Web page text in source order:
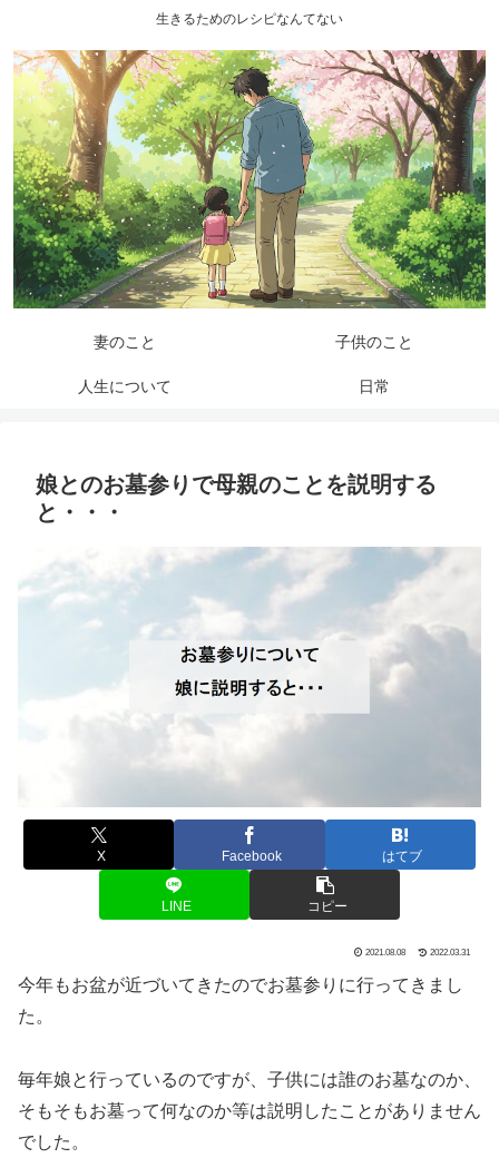
生きるためのレシピなんてない
妻のこと 子供のこと
人生について 日常
娘とのお墓参りで母親のことを説明する
と・・・
X Facebook はてブ
LINE コピー
2021.08.08 2022.03.31
今年もお盆が近づいてきたのでお墓参りに行ってきまし
た。
毎年娘と行っているのですが、子供には誰のお墓なのか、
そもそもお墓って何なのか等は説明したことがありません
でした。